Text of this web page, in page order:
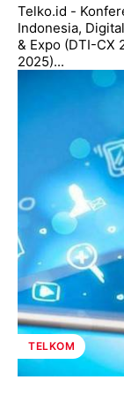
Telko.id -
Indonesia,
& Expo (DTI-CX
2025)...
TELKOM